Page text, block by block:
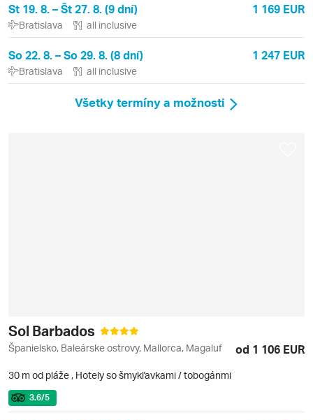
St 19. 8. – Št 27. 8. (9 dní) 1 169 EUR
Bratislava all inclusive
So 22. 8. – So 29. 8. (8 dní) 1 247 EUR
Bratislava all inclusive
Všetky termíny a možnosti
Sol Barbados
Španielsko, Baleárske ostrovy, Mallorca, Magaluf od 1 106 EUR
30 m od pláže , Hotely so šmykľavkami / tobogánmi
3.6/5